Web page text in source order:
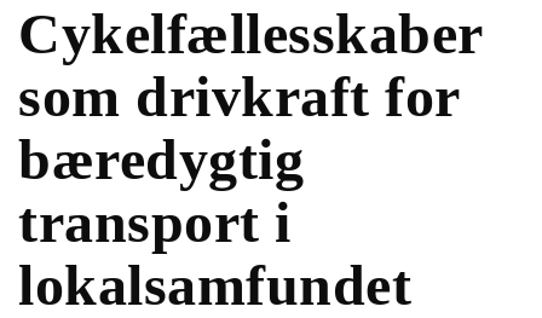
Cykelfællesskaber
som drivkraft for
bæredygtig
transport i
lokalsamfundet